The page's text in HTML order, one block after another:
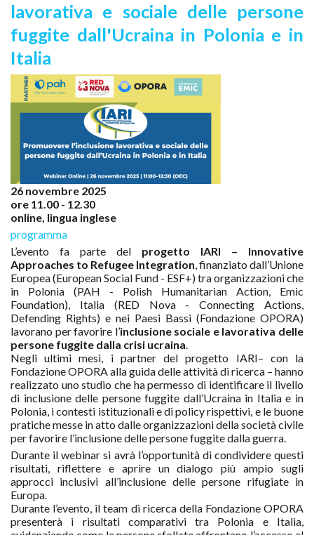
lavorativa e sociale delle persone
fuggite dall'Ucraina in Polonia e in
Italia
26 novembre 2025
ore 11.00 - 12.30
online, lingua inglese
programma
L’evento fa parte del progetto IARI – Innovative
Approaches to Refugee Integration, finanziato dall’Unione
Europea (European Social Fund - ESF+) tra organizzazioni che
in Polonia (PAH - Polish Humanitarian Action, Emic
Foundation), Italia (RED Nova - Connecting Actions,
Defending Rights) e nei Paesi Bassi (Fondazione OPORA)
lavorano per favorire l’inclusione sociale e lavorativa delle
persone fuggite dalla crisi ucraina.
Negli ultimi mesi, i partner del progetto IARI– con la
Fondazione OPORA alla guida delle attività di ricerca – hanno
realizzato uno studio che ha permesso di identificare il livello
di inclusione delle persone fuggite dall’Ucraina in Italia e in
Polonia, i contesti istituzionali e di policy rispettivi, e le buone
pratiche messe in atto dalle organizzazioni della società civile
per favorire l’inclusione delle persone fuggite dalla guerra.
Durante il webinar si avrà l’opportunità di condividere questi
risultati, riflettere e aprire un dialogo più ampio sugli
approcci inclusivi all’inclusione delle persone rifugiate in
Europa.
Durante l’evento, il team di ricerca della Fondazione OPORA
presenterà i risultati comparativi tra Polonia e Italia,